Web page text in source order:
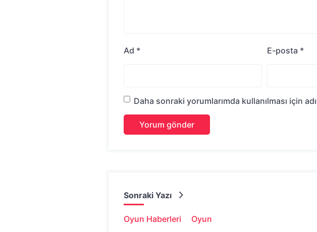
Ad * E-posta *
Daha sonraki yorumlarımda kullanılması için
Sonraki Yazı
Oyun Haberleri Oyun